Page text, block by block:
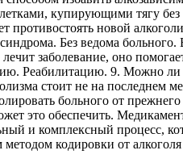
купирующими тягу
новой
Без ведома
заболевание, оно
Реабилитацию. 9. Можно
стоит не на последнем
больного от
это обеспечить.
и комплексный процесс,
кодировки от